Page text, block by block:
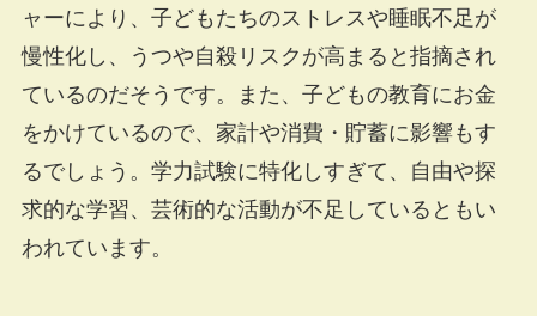
ャーにより、子どもたちのストレスや睡眠不足が
慢性化し、うつや自殺リスクが高まると指摘され
ているのだそうです。また、子どもの教育にお金
をかけているので、家計や消費・貯蓄に影響もす
るでしょう。学力試験に特化しすぎて、自由や探
求的な学習、芸術的な活動が不足しているともい
われています。